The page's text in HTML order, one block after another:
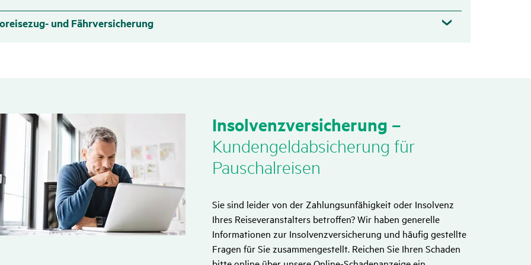
und Fährversicherung
Insol­venz­ver­si­che­rung –
Kunden­geld­ab­si­che­rung für
Pauschal­reisen
Sie sind leider von der Zahlungsunfähigkeit oder Insolvenz
Ihres Reiseveranstalters betroffen? Wir haben generelle
Informationen zur Insolvenzversicherung und häufig gestellte
Fragen für Sie zusammengestellt. Reichen Sie Ihren Schaden